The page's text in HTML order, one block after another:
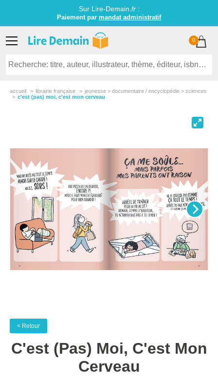
Sur Lire-Demain. fr:
Paiement par mandat administratif
0
accueil librairie française
jeunesse > documentaire / encyclopédie > sciences
c'est (pas) moi, c'est mon cerveau
< Retour
C'est (pas) Moi, C'est Mon
Cerveau